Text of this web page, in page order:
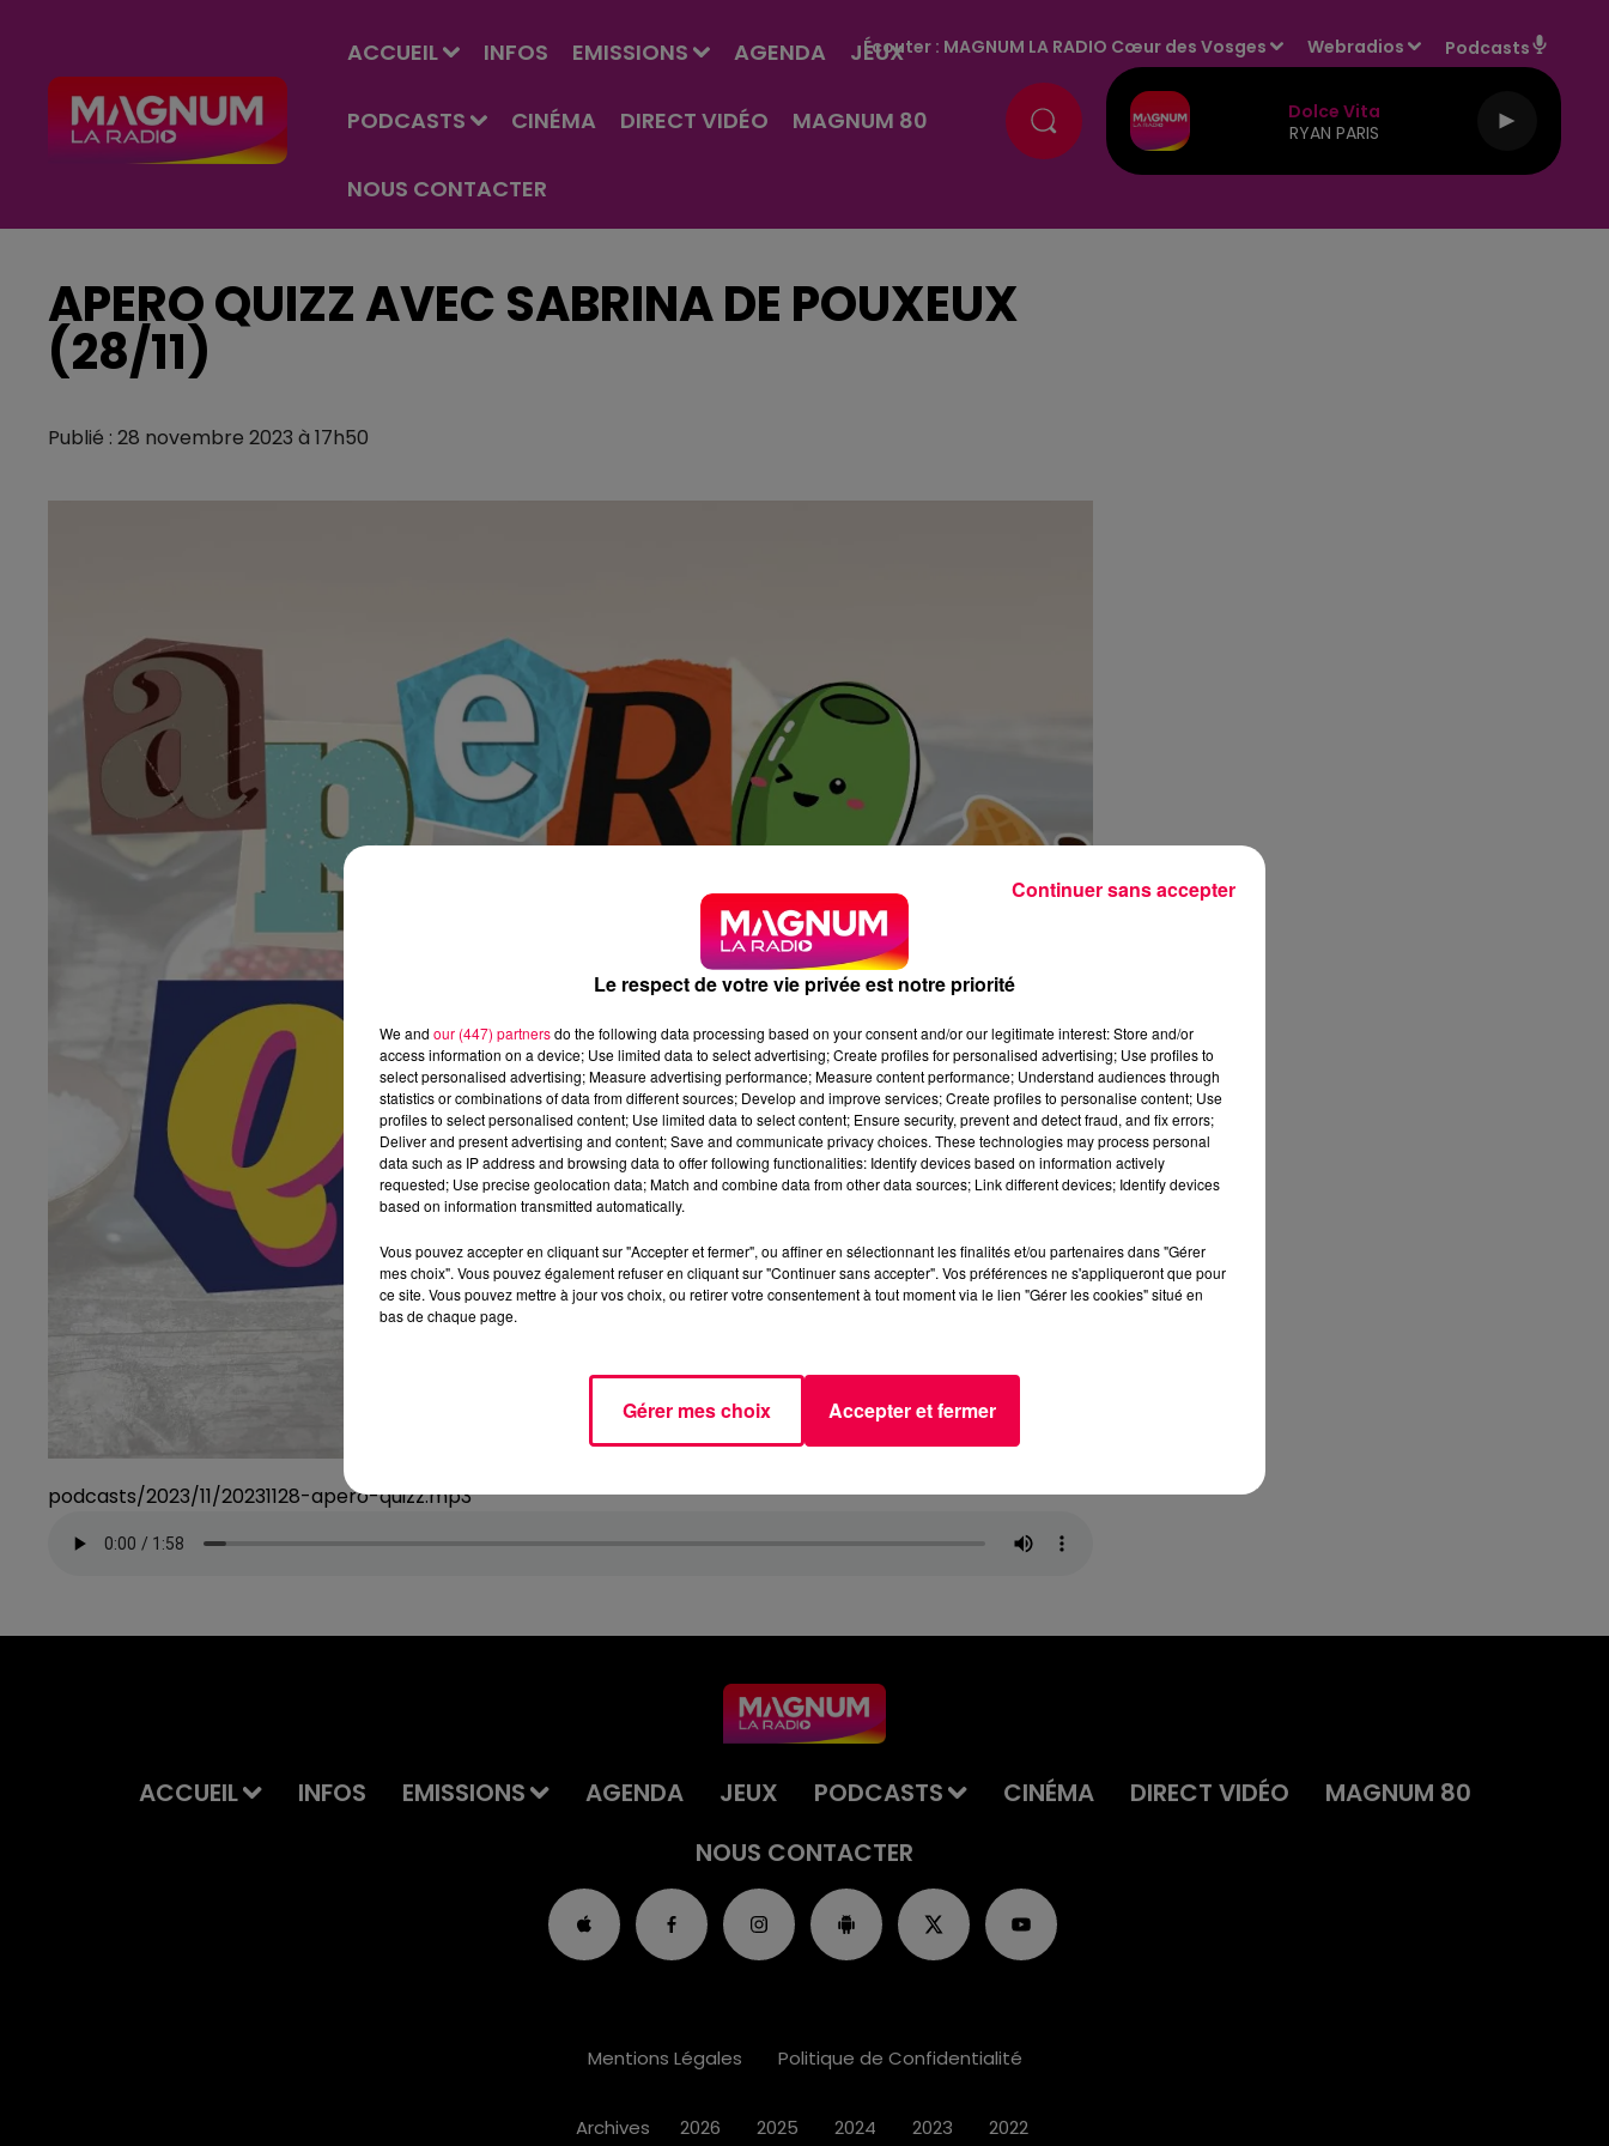
ACCUEIL INFOS EMISSIONS AGENDA JEUX
PODCASTS CINÉMA DIRECT VIDÉO MAGNUM 80
NOUS CONTACTER
Écouter : MAGNUM LA RADIO Cœur des Vosges Webradios Podcasts
Dolce Vita
RYAN PARIS
APERO QUIZZ AVEC SABRINA DE POUXEUX
(28/11)
Publié : 28 novembre 2023 à 17h50
podcasts/2023/11/20231128-apero-quizz.mp3
ACCUEIL INFOS EMISSIONS AGENDA JEUX PODCASTS CINÉMA DIRECT VIDÉO
MAGNUM 80
NOUS CONTACTER
Mentions Légales Politique de Confidentialité
Archives 2026 2025 2024 2023 2022
Le respect de votre vie privée est notre priorité
We and our (447) partnersdo the following data processing based on your consent and/or our legitimate interest: Store and/or
access information on a device; Use limited data to select advertising; Create profiles for personalised advertising; Use profiles to
select personalised advertising; Measure advertising performance; Measure content performance; Understand audiences through
statistics or combinations of data from different sources; Develop and improve services; Create profiles to personalise content; Use
profiles to select personalised content; Use limited data to select content; Ensure security, prevent and detect fraud, and fix errors;
Deliver and present advertising and content; Save and communicate privacy choices. These technologies may process personal
data such as IP address and browsing data to offer following functionalities: Identify devices based on information actively
requested; Use precise geolocation data; Match and combine data from other data sources; Link different devices; Identify devices
based on information transmitted automatically.
Vous pouvez accepter en cliquant sur "Accepter et fermer", ou affiner en sélectionnant les finalités et/ou partenaires dans "Gérer
mes choix". Vous pouvez également refuser en cliquant sur "Continuer sans accepter". Vos préférences ne s'appliqueront que pour
ce site. Vous pouvez mettre à jour vos choix, ou retirer votre consentement à tout moment via le lien "Gérer les cookies" situé en
bas de chaque page.
Gérer mes choix Accepter et fermer
Continuer sans accepter